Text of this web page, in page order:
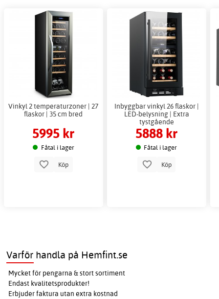
Vinkyl 2 temperaturzoner | 27
flaskor | 35 cm bred
5995 kr
Fåtal i lager
Köp
Inbyggbar vinkyl 26 flaskor |
LED-belysning | Extra
tystgående
5888 kr
Fåtal i lager
Köp
Varför handla på Hemfint.se
Mycket för pengarna & stort sortiment
Endast kvalitetsprodukter!
Erbjuder faktura utan extra kostnad